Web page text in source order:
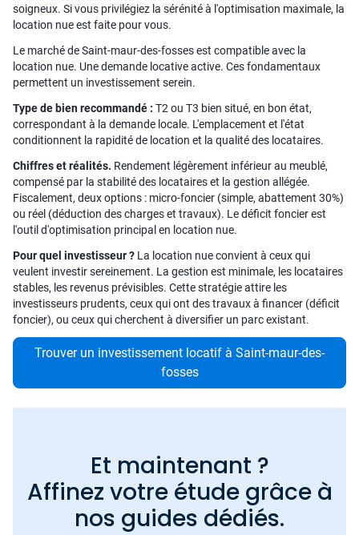
soigneux. Si vous privilégiez la sérénité à l'optimisation maximale, la
location nue est faite pour vous.
Le marché de Saint-maur-des-fosses est compatible avec la
location nue. Une demande locative active. Ces fondamentaux
permettent un investissement serein.
Type de bien recommandé : T2 ou T3 bien situé, en bon état,
correspondant à la demande locale. L'emplacement et l'état
conditionnent la rapidité de location et la qualité des locataires.
Chiffres et réalités. Rendement légèrement inférieur au meublé,
compensé par la stabilité des locataires et la gestion allégée.
Fiscalement, deux options : micro-foncier (simple, abattement 30%)
ou réel (déduction des charges et travaux). Le déficit foncier est
l'outil d'optimisation principal en location nue.
Pour quel investisseur ? La location nue convient à ceux qui
veulent investir sereinement. La gestion est minimale, les locataires
stables, les revenus prévisibles. Cette stratégie attire les
investisseurs prudents, ceux qui ont des travaux à financer (déficit
foncier), ou ceux qui cherchent à diversifier un parc existant.
Trouver un investissement locatif à Saint-maur-des-
fosses
Et maintenant ?
Affinez votre étude grâce à
nos guides dédiés.